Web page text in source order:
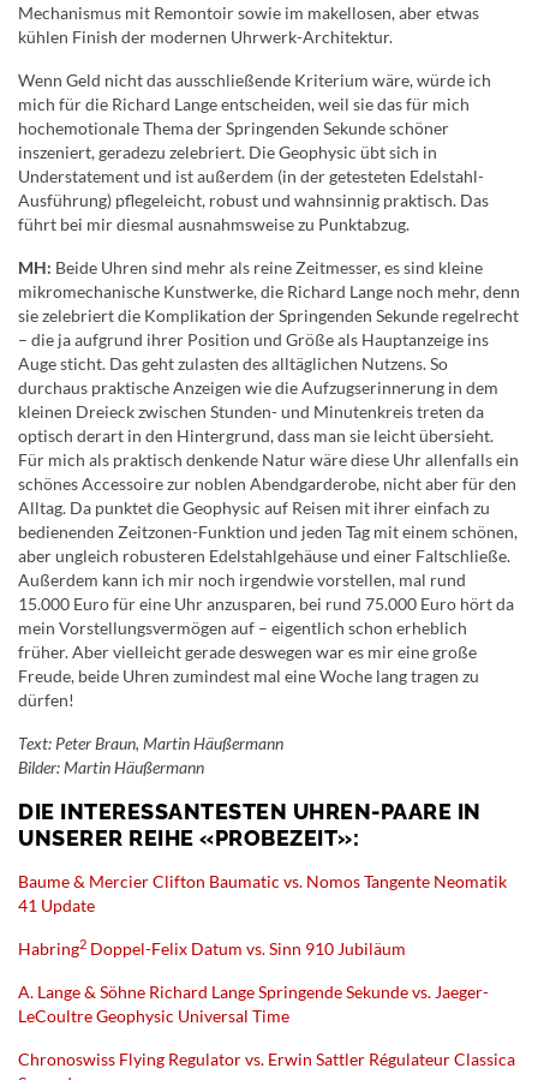
Mechanismus mit Remontoir sowie im makellosen, aber etwas
kühlen Finish der modernen Uhrwerk-Architektur.
Wenn Geld nicht das ausschließende Kriterium wäre, würde ich
mich für die Richard Lange entscheiden, weil sie das für mich
hochemotionale Thema der Springenden Sekunde schöner
inszeniert, geradezu zelebriert. Die Geophysic übt sich in
Understatement und ist außerdem (in der getesteten Edelstahl-
Ausführung) pflegeleicht, robust und wahnsinnig praktisch. Das
führt bei mir diesmal ausnahmsweise zu Punktabzug.
MH: Beide Uhren sind mehr als reine Zeitmesser, es sind kleine
mikromechanische Kunstwerke, die Richard Lange noch mehr, denn
sie zelebriert die Komplikation der Springenden Sekunde regelrecht
– die ja aufgrund ihrer Position und Größe als Hauptanzeige ins
Auge sticht. Das geht zulasten des alltäglichen Nutzens. So
durchaus praktische Anzeigen wie die Aufzugserinnerung in dem
kleinen Dreieck zwischen Stunden- und Minutenkreis treten da
optisch derart in den Hintergrund, dass man sie leicht übersieht.
Für mich als praktisch denkende Natur wäre diese Uhr allenfalls ein
schönes Accessoire zur noblen Abendgarderobe, nicht aber für den
Alltag. Da punktet die Geophysic auf Reisen mit ihrer einfach zu
bedienenden Zeitzonen-Funktion und jeden Tag mit einem schönen,
aber ungleich robusteren Edelstahlgehäuse und einer Faltschließe.
Außerdem kann ich mir noch irgendwie vorstellen, mal rund
15.000 Euro für eine Uhr anzusparen, bei rund 75.000 Euro hört da
mein Vorstellungsvermögen auf – eigentlich schon erheblich
früher. Aber vielleicht gerade deswegen war es mir eine große
Freude, beide Uhren zumindest mal eine Woche lang tragen zu
dürfen!
Text: Peter Braun, Martin Häußermann
Bilder: Martin Häußermann
DIE INTERESSANTESTEN UHREN-PAARE IN
UNSERER REIHE «PROBEZEIT»:
Baume & Mercier Clifton Baumatic vs. Nomos Tangente Neomatik
41 Update
Habring2 Doppel-Felix Datum vs. Sinn 910 Jubiläum
A. Lange & Söhne Richard Lange Springende Sekunde vs. Jaeger-
LeCoultre Geophysic Universal Time
Chronoswiss Flying Regulator vs. Erwin Sattler Régulateur Classica